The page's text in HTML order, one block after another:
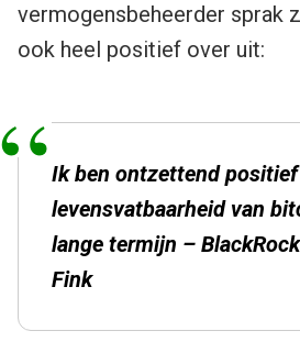
vermogensbeheerder sprak
ook heel positief over uit:
Ik ben ontzettend
levensvatbaarheid van
lange termijn –
Fink